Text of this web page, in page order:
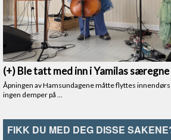
FIKK DU MED DEG DISSE